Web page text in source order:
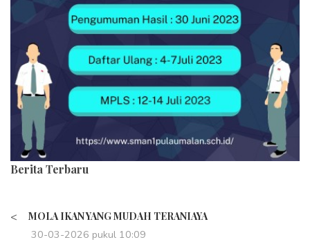
Berita Terbaru
< MOLA IKAN YANG MUDAH TERANIAYA
30-03-2026 pukul 10:09